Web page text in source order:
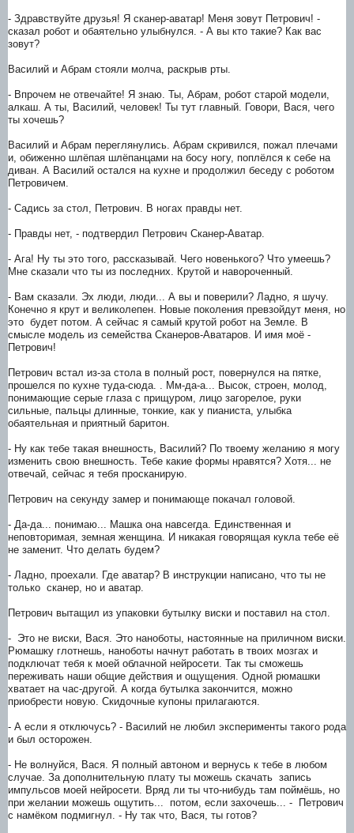
- Здравствуйте друзья! Я сканер-аватар! Меня зовут Петрович! -
сказал робот и обаятельно улыбнулся. - А вы кто такие? Как вас
зовут?
Василий и Абрам стояли молча, раскрыв рты.
- Впрочем не отвечайте! Я знаю. Ты, Абрам, робот старой модели,
алкаш. А ты, Василий, человек! Ты тут главный. Говори, Вася, чего
ты хочешь?
Василий и Абрам переглянулись. Абрам скривился, пожал плечами
и, обиженно шлёпая шлёпанцами на босу ногу, поплёлся к себе на
диван. А Василий остался на кухне и продолжил беседу с роботом
Петровичем.
- Садись за стол, Петрович. В ногах правды нет.
- Правды нет, - подтвердил Петрович Сканер-Аватар.
- Ага! Ну ты это того, рассказывай. Чего новенького? Что умеешь?
Мне сказали что ты из последних. Крутой и навороченный.
- Вам сказали. Эх люди, люди... А вы и поверили? Ладно, я шучу.
Конечно я крут и великолепен. Новые поколения превзойдут меня, но
это будет потом. А сейчас я самый крутой робот на Земле. В
смысле модель из семейства Сканеров-Аватаров. И имя моё -
Петрович!
Петрович встал из-за стола в полный рост, повернулся на пятке,
прошелся по кухне туда-сюда. . Мм-да-а... Высок, строен, молод,
понимающие серые глаза с прищуром, лицо загорелое, руки
сильные, пальцы длинные, тонкие, как у пианиста, улыбка
обаятельная и приятный баритон.
- Ну как тебе такая внешность, Василий? По твоему желанию я могу
изменить свою внешность. Тебе какие формы нравятся? Хотя... не
отвечай, сейчас я тебя просканирую.
Петрович на секунду замер и понимающе покачал головой.
- Да-да... понимаю... Машка она навсегда. Единственная и
неповторимая, земная женщина. И никакая говорящая кукла тебе её
не заменит. Что делать будем?
- Ладно, проехали. Где аватар? В инструкции написано, что ты не
только сканер, но и аватар.
Петрович вытащил из упаковки бутылку виски и поставил на стол.
- Это не виски, Вася. Это наноботы, настоянные на приличном виски.
Рюмашку глотнешь, наноботы начнут работать в твоих мозгах и
подключат тебя к моей облачной нейросети. Так ты сможешь
переживать наши общие действия и ощущения. Одной рюмашки
хватает на час-другой. А когда бутылка закончится, можно
приобрести новую. Скидочные купоны прилагаются.
- А если я отключусь? - Василий не любил эксперименты такого рода
и был осторожен.
- Не волнуйся, Вася. Я полный автоном и вернусь к тебе в любом
случае. За дополнительную плату ты можешь скачать запись
импульсов моей нейросети. Вряд ли ты что-нибудь там поймёшь, но
при желании можешь ощутить... потом, если захочешь... - Петрович
с намёком подмигнул. - Ну так что, Вася, ты готов?